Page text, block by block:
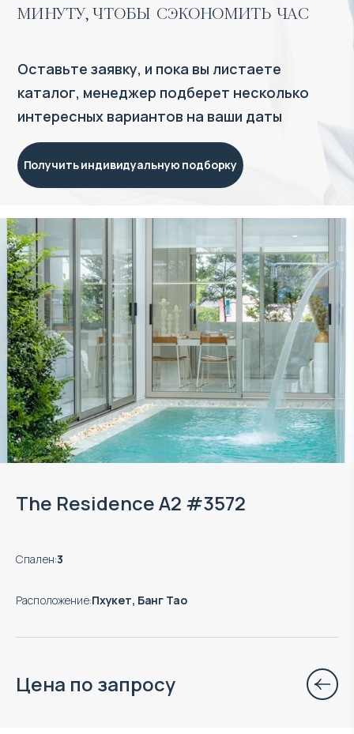
The Residence A2 #3572
Спален:3
Расположение:Пхукет, Банг Тао
Цена по запросу
минуту, чтобы сэкономить час
Оставьте заявку, и пока вы листаете
каталог, менеджер подберет несколько
интересных вариантов на ваши даты
Получить индивидуальную подборку